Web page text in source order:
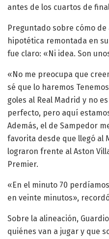
antes de los cuartos de
Preguntado sobre cómo
hipotética remontada en
fue claro: «Ni idea. Son
«No me preocupa que
sé que lo haremos
goles al Real Madrid y no
perfecto, pero aquí
Además, el de Sampedor
favorita desde que llegó al
lograron frente al Aston
Premier.
«En el minuto 70
en veinte minutos»,
Sobre la alineación,
quiénes van a jugar y que